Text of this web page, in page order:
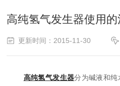
高纯氢气发生器使用
更新时间：2015-11-30
高纯氢气发生器分为碱液和纯